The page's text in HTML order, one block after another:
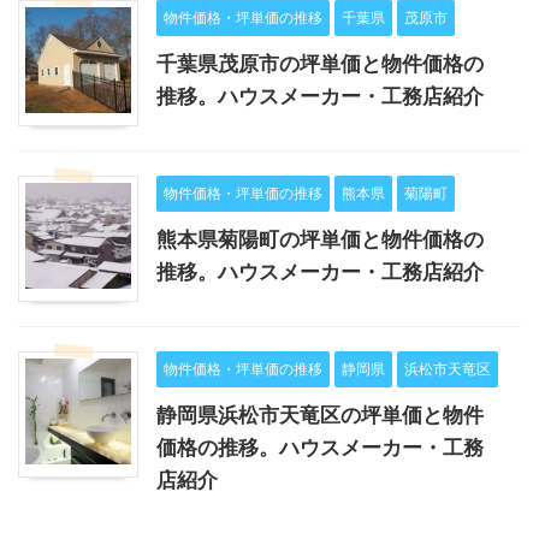
物件価格・坪単価の推移 千葉県 茂原市
千葉県茂原市の坪単価と物件価格の
推移。ハウスメーカー・工務店紹介
物件価格・坪単価の推移 熊本県 菊陽町
熊本県菊陽町の坪単価と物件価格の
推移。ハウスメーカー・工務店紹介
物件価格・坪単価の推移 静岡県 浜松市天竜区
静岡県浜松市天竜区の坪単価と物件
価格の推移。ハウスメーカー・工務
店紹介